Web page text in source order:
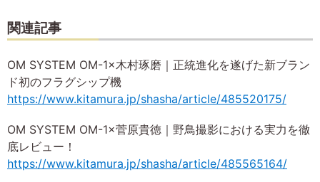
関連記事
OM SYSTEM OM-1×木村琢磨｜正統進化を遂げた新ブラン
ド初のフラグシップ機
https://www.kitamura.jp/shasha/article/485520175/
OM SYSTEM OM-1×菅原貴徳｜野鳥撮影における実力を徹
底レビュー！
https://www.kitamura.jp/shasha/article/485565164/